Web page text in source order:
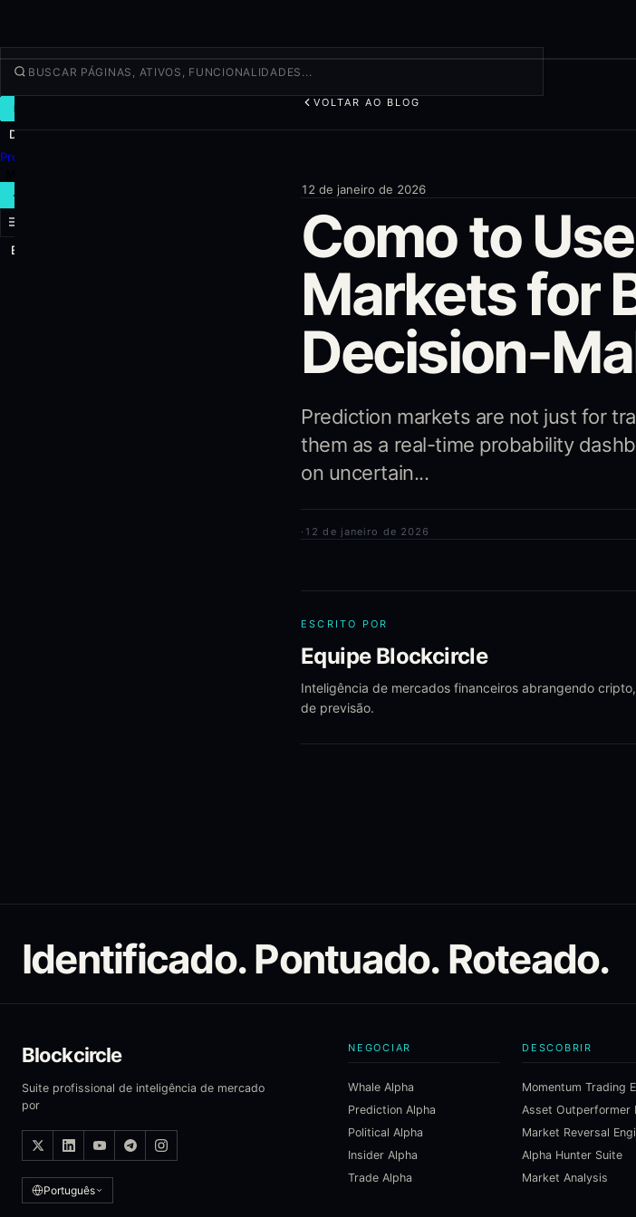
NEGOCIAR
Descobrir
Produtos
Entrar
VOLTAR AO BLOG
12 de janeiro de 2026
Como to
Markets for
Decision-
Prediction markets are not just for
them as a real-time probability
on uncertain...
· 12 de janeiro de 2026
ESCRITO POR
Equipe Blockcircle
Inteligência de mercados financeiros abrangendo
de previsão.
Identificado. Pontuado. Roteado.
Blockcircle
Suite profissional de inteligência de mercado
por
Português
NEGOCIAR
Whale Alpha
Prediction Alpha
Political Alpha
Insider Alpha
Trade Alpha
DESCOBRIR
Momentum Trading
Asset Outperformer
Market Reversal
Alpha Hunter Suite
Market Analysis